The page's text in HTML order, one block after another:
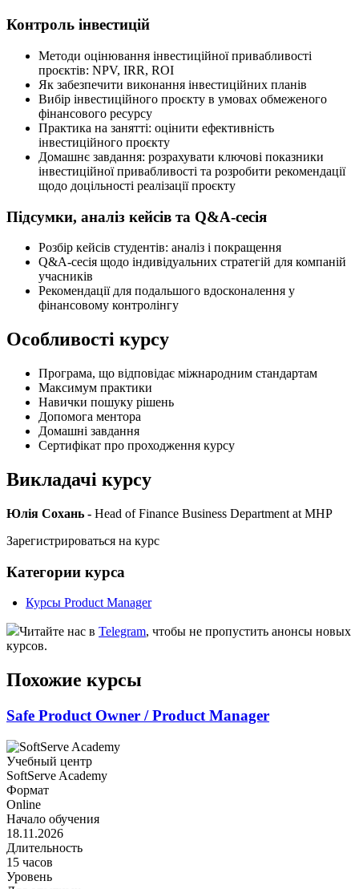
Контроль інвестицій
Методи оцінювання інвестиційної привабливості
проєктів: NPV, IRR, ROI
Як забезпечити виконання інвестиційних планів
Вибір інвестиційного проєкту в умовах обмеженого
фінансового ресурсу
Практика на занятті: оцінити ефективність
інвестиційного проєкту
Домашнє завдання: розрахувати ключові показники
інвестиційної привабливості та розробити рекомендації
щодо доцільності реалізації проєкту
Підсумки, аналіз кейсів та Q&A-сесія
Розбір кейсів студентів: аналіз і покращення
Q&A-сесія щодо індивідуальних стратегій для компаній
учасників
Рекомендації для подальшого вдосконалення у
фінансовому контролінгу
Особливості курсу
Програма, що відповідає міжнародним стандартам
Максимум практики
Навички пошуку рішень
Допомога ментора
Домашні завдання
Сертифікат про проходження курсу
Викладачі курсу
Юлія Сохань - Head of Finance Business Department at MHP
Зарегистрироваться на курс
Категории курса
Курсы Product Manager
Читайте нас в Telegram, чтобы не пропустить анонсы новых
курсов.
Похожие курсы
Safe Product Owner / Product Manager
Учебный центр
SoftServe Academy
Формат
Online
Начало обучения
18.11.2026
Длительность
15 часов
Уровень